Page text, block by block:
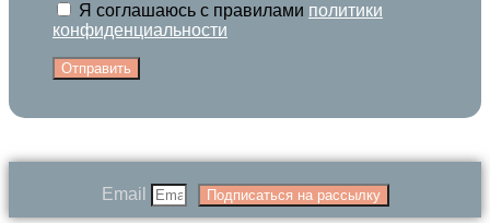
Я соглашаюсь с правилами политики
конфиденциальности
Отправить
Email Подписаться на рассылку